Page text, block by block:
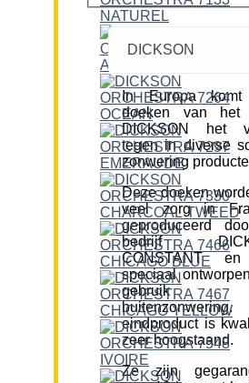
DICKSON
In Europa komt
doeken van het
DICKSON het
tegen in diverse
zonwering
Deze doeken
veel zorg in
geproduceerd
bedrijf
CONSTANT
speciaal
gebruik
eindproduct is
zeer hoogstaand.
Ze zijn